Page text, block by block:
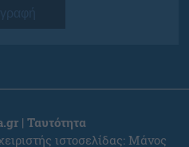
| Ταυτότητα
ιστοσελίδας: Μάνος